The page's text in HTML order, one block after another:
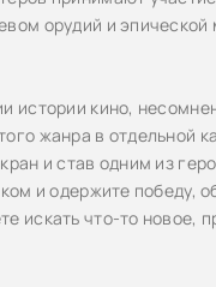
орудий и
истории кино,
жанра в отдельной
и став одним из
и одержите
искать что-то новое,